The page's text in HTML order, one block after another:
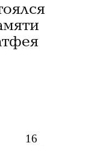
16